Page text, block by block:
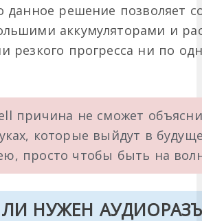
данное решение позволяет
аккумуляторами и
резкого прогресса ни по
причина не сможет
которые выйдут в
просто чтобы быть на
НУЖЕН